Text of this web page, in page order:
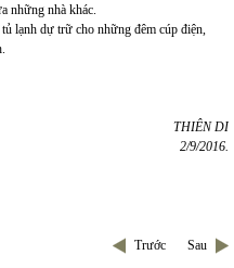
những nhà khác.
lạnh dự trữ cho những đêm cúp điện,
THIÊN DI
2/9/2016.
Trước Sau